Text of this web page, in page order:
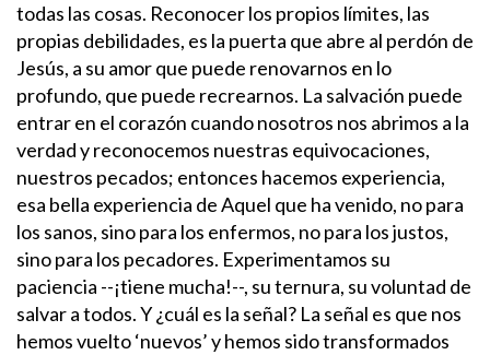
todas las cosas. Reconocer los propios límites, las
propias debilidades, es la puerta que abre al perdón de
Jesús, a su amor que puede renovarnos en lo
profundo, que puede recrearnos. La salvación puede
entrar en el corazón cuando nosotros nos abrimos a la
verdad y reconocemos nuestras equivocaciones,
nuestros pecados; entonces hacemos experiencia,
esa bella experiencia de Aquel que ha venido, no para
los sanos, sino para los enfermos, no para los justos,
sino para los pecadores. Experimentamos su
paciencia --¡tiene mucha!--, su ternura, su voluntad de
salvar a todos. Y ¿cuál es la señal? La señal es que nos
hemos vuelto ‘nuevos’ y hemos sido transformados